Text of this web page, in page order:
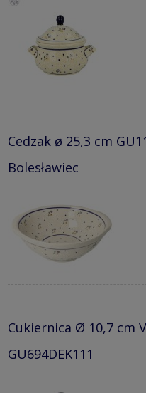
Cedzak ø 25,3 cm
Bolesławiec
Cukiernica Ø 10,7 cm
GU694DEK111